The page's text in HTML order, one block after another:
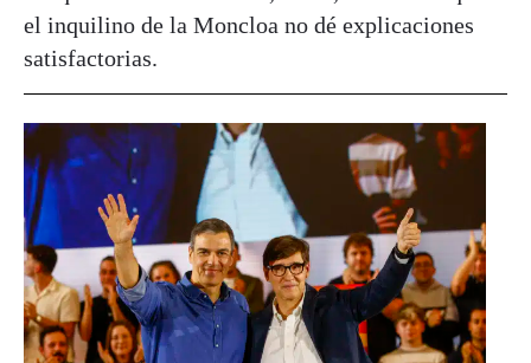
el inquilino de la Moncloa no dé explicaciones
satisfactorias.